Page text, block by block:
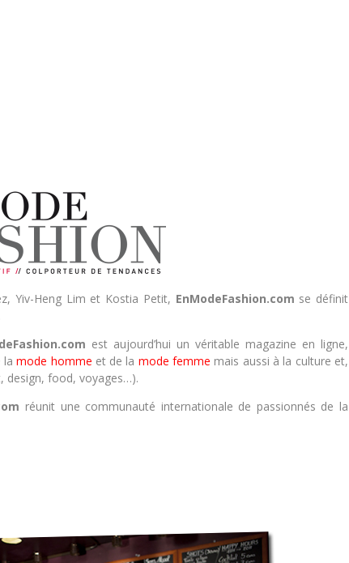
Yiv-Heng Lim et Kostia Petit, EnModeFashion.com se définit
est aujourd’hui un véritable magazine en ligne,
lamode homme et de la mode femme mais aussi à la culture et,
design, food, voyages…).
réunit une communauté internationale de passionnés de la